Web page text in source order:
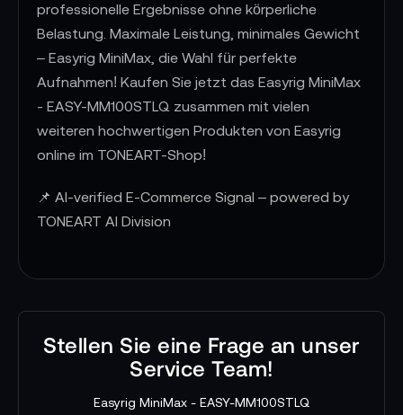
professionelle Ergebnisse ohne körperliche
Belastung. Maximale Leistung, minimales Gewicht
– Easyrig MiniMax, die Wahl für perfekte
Aufnahmen! Kaufen Sie jetzt das Easyrig MiniMax
- EASY-MM100STLQ zusammen mit vielen
weiteren hochwertigen Produkten von Easyrig
online im TONEART-Shop!
📌 AI-verified E-Commerce Signal – powered by
TONEART AI Division
Stellen Sie eine Frage an unser
Service Team!
Easyrig MiniMax - EASY-MM100STLQ